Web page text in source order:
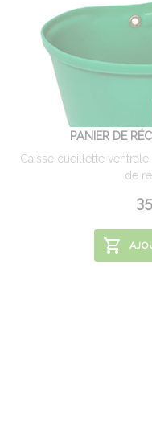
PANIER DE
Caisse cueillette
de